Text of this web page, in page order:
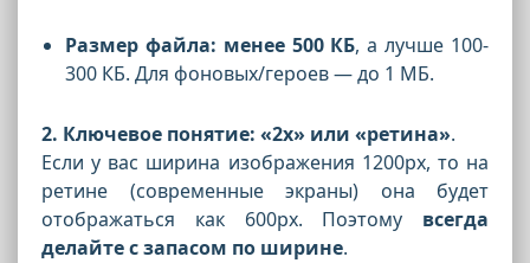
Размер файла: менее 500 КБ, а лучше 100-
300 КБ. Для фоновых/героев — до 1 МБ.
2. Ключевое понятие: «2х» или «ретина».
Если у вас ширина изображения 1200px, то на
ретине (современные экраны) она будет
отображаться как 600px. Поэтому всегда
делайте с запасом по ширине.